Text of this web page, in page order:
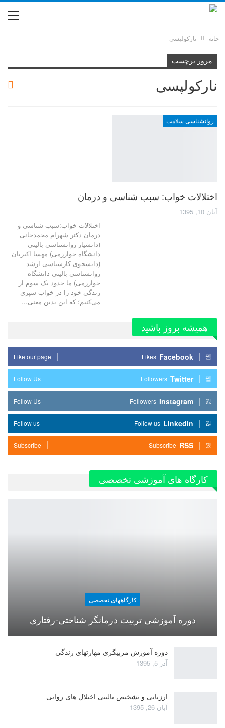
خانه نارکولپسی
مرور برچسب
نارکولپسی
روانشناسی سلامت
اختلالات خواب: سبب شناسی و درمان
آبان 10, 1395
اختلالات خواب:سبب شناسی و
درمان دکتر شهرام محمدخانی
(دانشیار روانشناسی بالینی
دانشگاه خوارزمی) مهسا اکبریان
(دانشجوی کارشناسی ارشد
روانشناسی بالینی دانشگاه
خوارزمی) ما حدود یک سوم از
زندگی خود را در خواب سپری
می‌کنیم؛ که این بدین معنی…
همیشه بروز باشید
Facebook
Likes
Like our page
Twitter
Followers
Follow Us
Instagram
Followers
Follow Us
Linkedin
Follow us
Follow us
RSS
Subscribe
Subscribe
کارگاه های آموزشی تخصصی
کارگاههای تخصصی
دوره آموزشی تربیت درمانگر شناختی-رفتاری
دوره آموزش مربیگری مهارتهای زندگی
آذر 5, 1395
ارزیابی و تشخیص بالینی اختلال های روانی
آبان 26, 1395